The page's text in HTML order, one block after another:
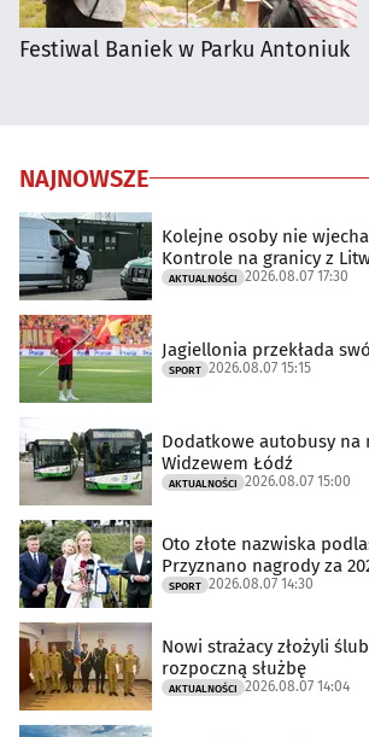
Festiwal Baniek w Parku Antoniuk
NAJNOWSZE
Kolejne osoby nie
Kontrole na granicy z
AKTUALNOŚCI 2026.08.07 17:30
Jagiellonia przekłada
SPORT 2026.08.07 15:15
Dodatkowe autobusy na
Widzewem Łódź
AKTUALNOŚCI 2026.08.07 15:00
Oto złote nazwiska
Przyznano nagrody za
SPORT 2026.08.07 14:30
Nowi strażacy złożyli
rozpoczną służbę
AKTUALNOŚCI 2026.08.07 14:04